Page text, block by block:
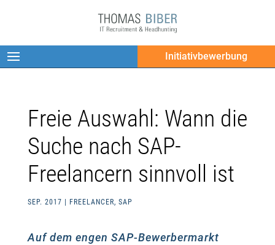
Initiativbewerbung
Freie Auswahl: Wann die
Suche nach SAP-
Freelancern sinnvoll ist
SEP. 2017 FREELANCER, SAP
Auf dem engen SAP-Bewerbermarkt